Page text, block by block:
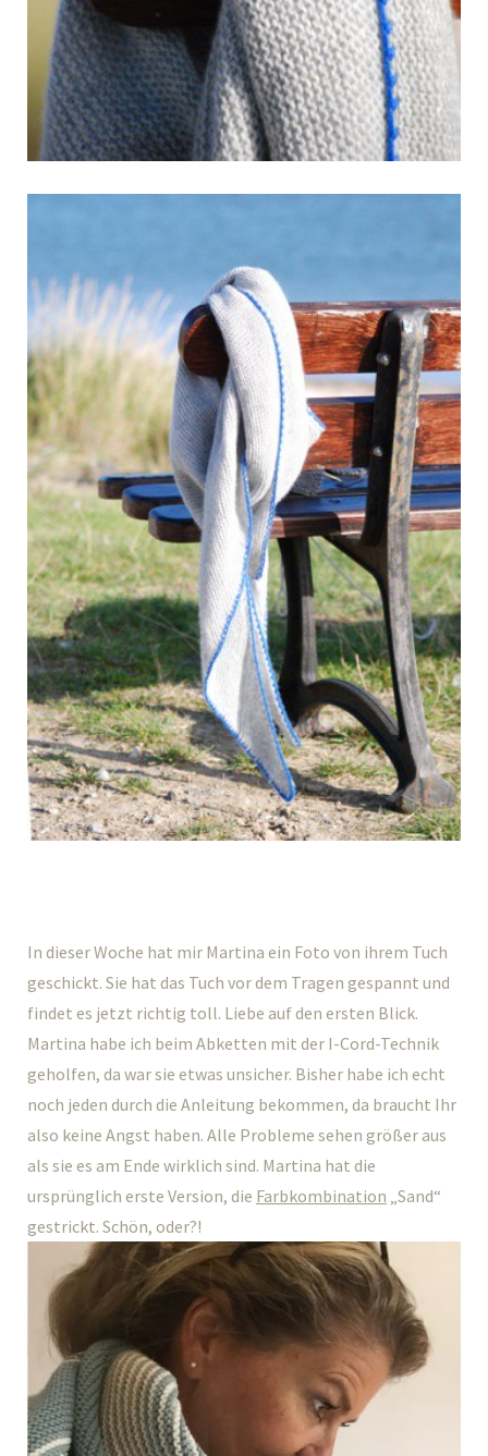
In dieser Woche hat mir Martina ein Foto von ihrem Tuch
geschickt. Sie hat das Tuch vor dem Tragen gespannt und
findet es jetzt richtig toll. Liebe auf den ersten Blick.
Martina habe ich beim Abketten mit der I-Cord-Technik
geholfen, da war sie etwas unsicher. Bisher habe ich echt
noch jeden durch die Anleitung bekommen, da braucht Ihr
also keine Angst haben. Alle Probleme sehen größer aus
als sie es am Ende wirklich sind. Martina hat die
ursprünglich erste Version, die Farbkombination „Sand“
gestrickt. Schön, oder?!